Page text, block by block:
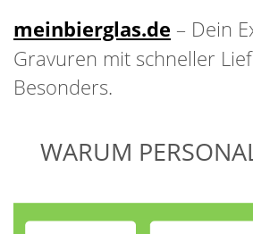
meinbierglas.de – Dein
Gravuren mit schneller
Besonders.
WARUM